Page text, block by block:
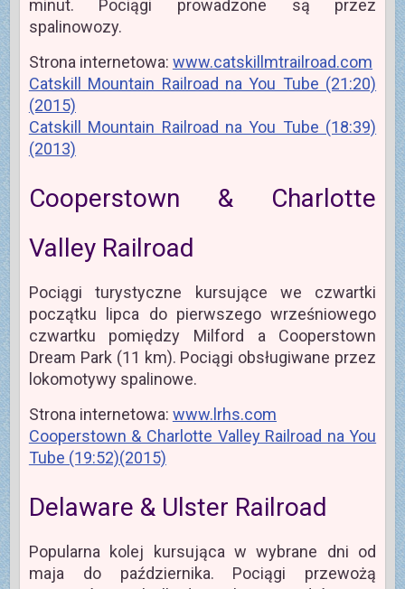
minut. Pociągi prowadzone są przez
spalinowozy.
Strona internetowa: www.catskillmtrailroad.com
Catskill Mountain Railroad na You Tube (21:20)
(2015)
Catskill Mountain Railroad na You Tube (18:39)
(2013)
Cooperstown & Charlotte
Valley Railroad
Pociągi turystyczne kursujące we czwartki
początku lipca do pierwszego wrześniowego
czwartku pomiędzy Milford a Cooperstown
Dream Park (11 km). Pociągi obsługiwane przez
lokomotywy spalinowe.
Strona internetowa: www.lrhs.com
Cooperstown & Charlotte Valley Railroad na You
Tube (19:52)(2015)
Delaware & Ulster Railroad
Popularna kolej kursująca w wybrane dni od
maja do października. Pociągi przewożą